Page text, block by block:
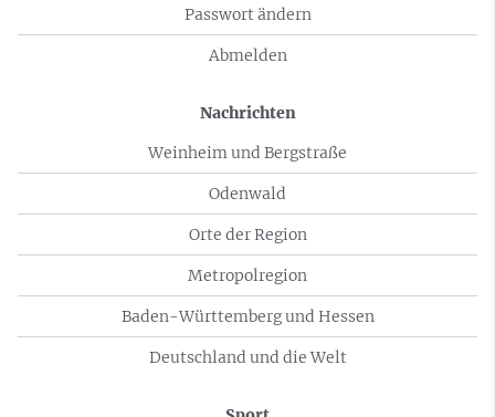
Passwort ändern
Abmelden
Nachrichten
Weinheim und Bergstraße
Odenwald
Orte der Region
Metropolregion
Baden-Württemberg und Hessen
Deutschland und die Welt